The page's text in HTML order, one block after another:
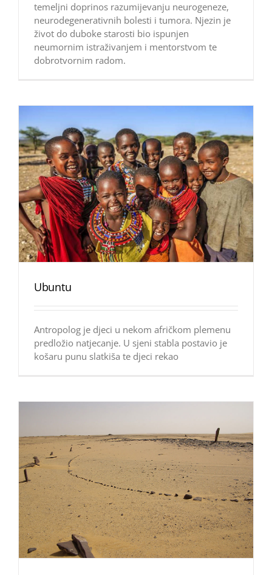
temeljni doprinos razumijevanju neurogeneze,
neurodegenerativnih bolesti i tumora. Njezin je
život do duboke starosti bio ispunjen
neumornim istraživanjem i mentorstvom te
dobrotvornim radom.
Ubuntu
Antropolog je djeci u nekom afričkom plemenu
predložio natjecanje. U sjeni stabla postavio je
košaru punu slatkiša te djeci rekao